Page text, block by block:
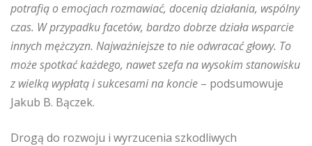
potrafią o emocjach rozmawiać, docenią działania, wspólny
czas. W przypadku facetów, bardzo dobrze działa wsparcie
innych mężczyzn. Najważniejsze to nie odwracać głowy. To
może spotkać każdego, nawet szefa na wysokim stanowisku
z wielką wypłatą i sukcesami na koncie – podsumowuje
Jakub B. Bączek.
Drogą do rozwoju i wyrzucenia szkodliwych